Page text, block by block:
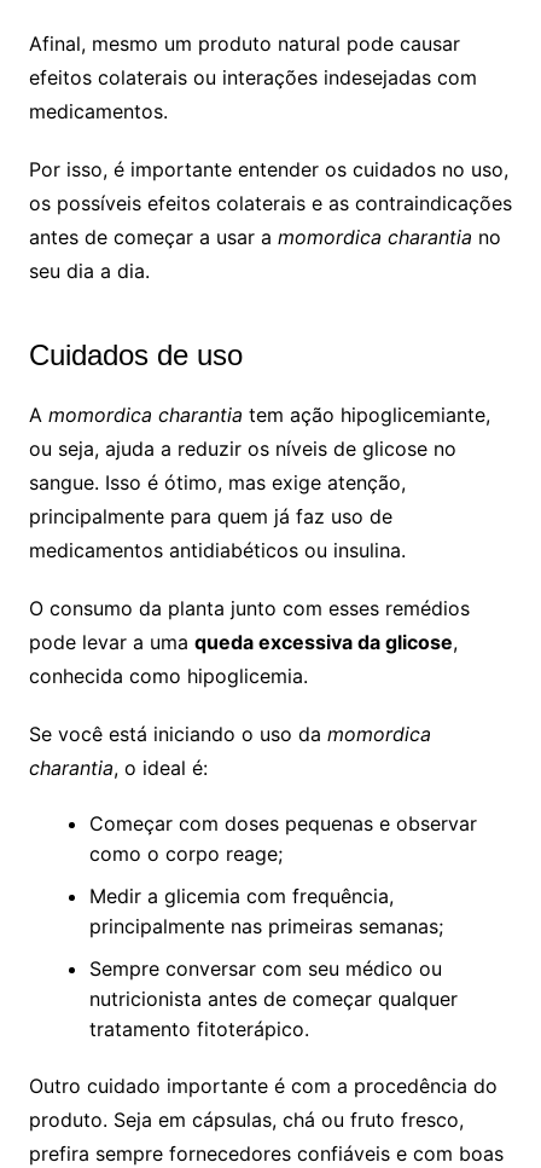
Afinal, mesmo um produto natural pode causar
efeitos colaterais ou interações indesejadas com
medicamentos.
Por isso, é importante entender os cuidados no uso,
os possíveis efeitos colaterais e as contraindicações
antes de começar a usar a momordica charantia no
seu dia a dia.
Cuidados de uso
A momordica charantia tem ação hipoglicemiante,
ou seja, ajuda a reduzir os níveis de glicose no
sangue. Isso é ótimo, mas exige atenção,
principalmente para quem já faz uso de
medicamentos antidiabéticos ou insulina.
O consumo da planta junto com esses remédios
pode levar a uma queda excessiva da glicose,
conhecida como hipoglicemia.
Se você está iniciando o uso da momordica
charantia, o ideal é:
Começar com doses pequenas e observar
como o corpo reage;
Medir a glicemia com frequência,
principalmente nas primeiras semanas;
Sempre conversar com seu médico ou
nutricionista antes de começar qualquer
tratamento fitoterápico.
Outro cuidado importante é com a procedência do
produto. Seja em cápsulas, chá ou fruto fresco,
prefira sempre fornecedores confiáveis e com boas